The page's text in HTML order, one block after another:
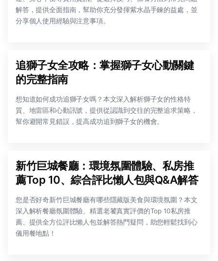
解答，提供全面指南，幫助你充分發揮紫水晶手鍊的益處，並
分享個人使用經驗與注意事項。
追獅子女全攻略：掌握獅子女心動關鍵
的完整指南
想知道如何成功追獅子女嗎？本文深入解析獅子女的性格特
質、地雷區和心動訊號，提供從認識到交往的完整追求策略，
幫你避開常見錯誤，提高成功追到獅子女的機會。
新竹巨城餐廳：環境氛圍體驗、私房推
薦Top 10、綜合評比懶人包與Q&A解答
您是否好奇新竹巨城餐廳有哪些隱藏版美食與環境氛圍？本文
深入解析餐廳氛圍體驗、精選老饕真實評價的Top 10私房推
薦、提供全方位評比懶人包並解答熱門疑問，助您輕鬆找到心
儀用餐地點！